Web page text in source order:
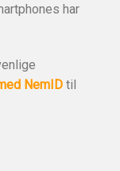
har
NemID til